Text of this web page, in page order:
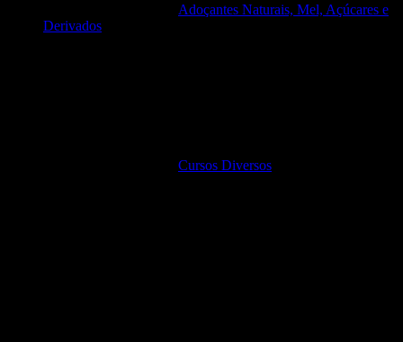
Adoçantes Naturais, Mel, Açúcares e
Derivados
Cursos Diversos